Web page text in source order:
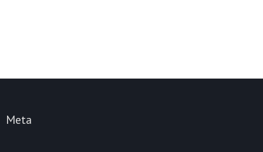
Meta